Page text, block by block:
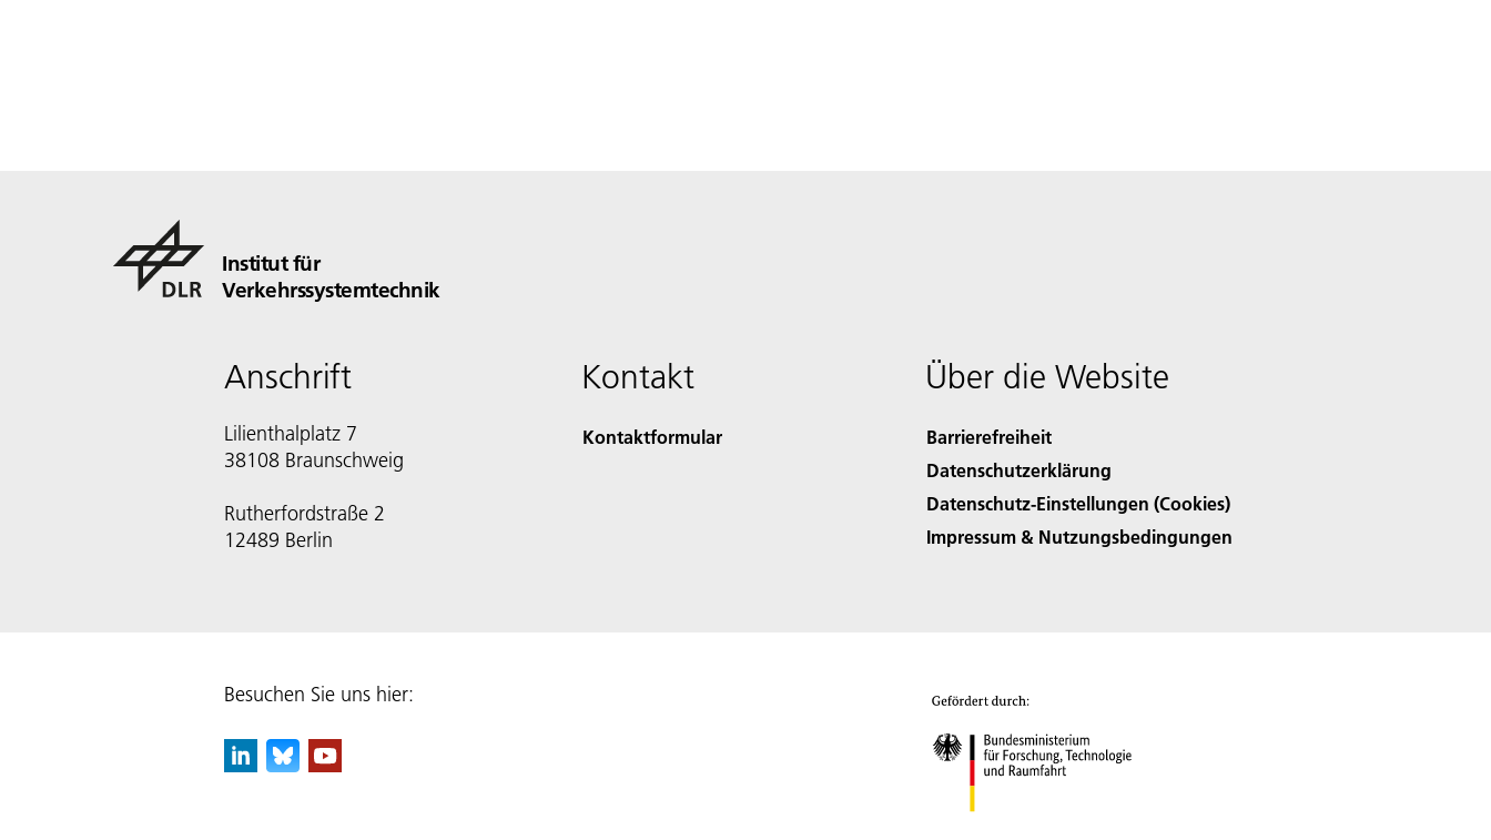
Institut für
Verkehrssystemtechnik
Anschrift
Lilienthalplatz 7
38108 Braunschweig
Rutherfordstraße 2
12489 Berlin
Kontakt
Kontaktformular
Über die Website
Barrierefreiheit
Datenschutzerklärung
Datenschutz-Einstellungen (Cookies)
Impressum & Nutzungsbedingungen
Besuchen Sie uns hier: